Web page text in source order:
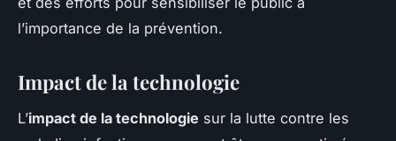
l’importance de la prévention.
Impact de la technologie
L’impact de la technologie sur la lutte contre les